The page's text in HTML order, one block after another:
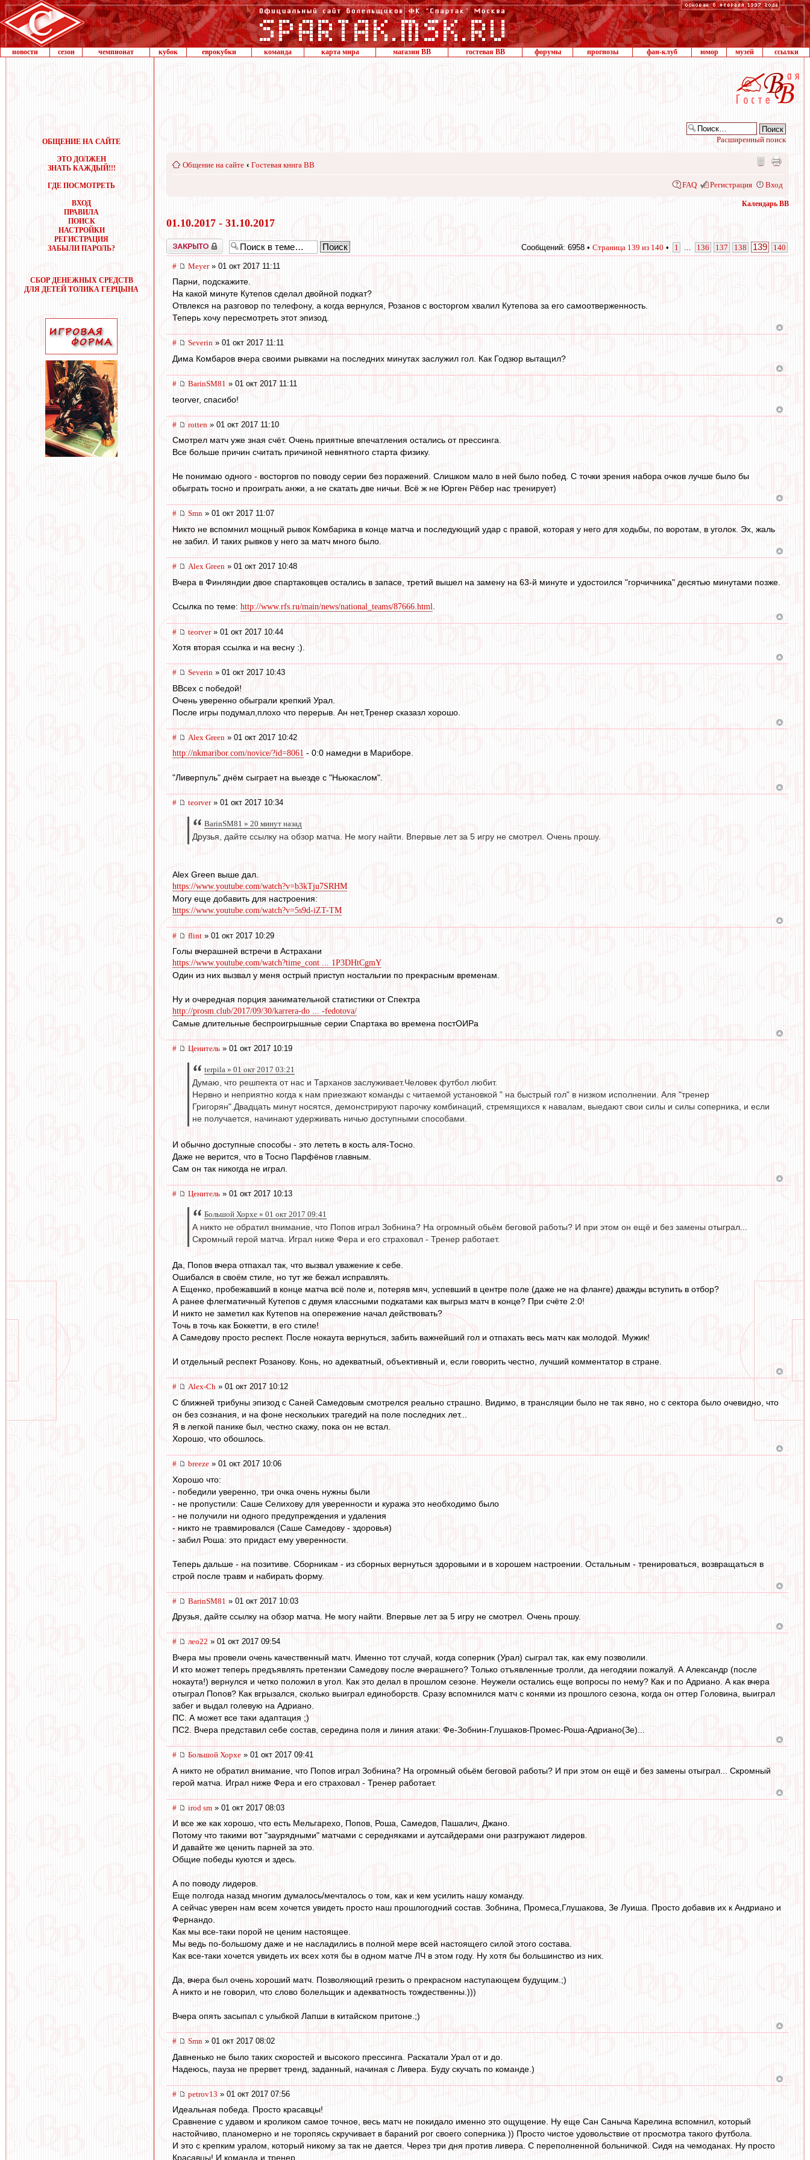
новости сезон чемпионат кубок еврокубки команда карта мира магазин ВВ гостевая ВВ форумы прогнозы фан-клуб юмор музей ссылки
ОБЩЕНИЕ НА САЙТЕ
ЭТО ДОЛЖЕН
ЗНАТЬ КАЖДЫЙ!!!
ГДЕ ПОСМОТРЕТЬ
ВХОД
ПРАВИЛА
ПОИСК
НАСТРОЙКИ
РЕГИСТРАЦИЯ
ЗАБЫЛИ ПАРОЛЬ?
СБОР ДЕНЕЖНЫХ СРЕДСТВ
ДЛЯ ДЕТЕЙ ТОЛИКА ГЕРЦЫНА
Расширенный поиск
Общение на сайте ‹ Гостевая книга ВВ
FAQ Регистрация Вход
Календарь ВВ
01.10.2017 - 31.10.2017
Закрыто Сообщений: 6958 • Страница 139 из 140 • 1 136 137 138 139 140
# Meyer» 01 окт 2017 11:11
Парни, подскажите.
На какой минуте Кутепов сделал двойной подкат?
Отвлекся на разговор по телефону, а когда вернулся, Розанов с восторгом хвалил Кутепова за его самоотверженность.
Теперь хочу пересмотреть этот эпизод.
# Severin » 01 окт 2017 11:11
Дима Комбаров вчера своими рывками на последних минутах заслужил гол. Как Годзюр вытащил?
# BarinSM81 » 01 окт 2017 11:11
teorver, спасибо!
# rotten » 01 окт 2017 11:10
Смотрел матч уже зная счёт. Очень приятные впечатления остались от прессинга.
Все больше причин считать причиной невнятного старта физику.
Не понимаю одного - восторгов по поводу серии без поражений. Слишком мало в ней было побед. С точки зрения набора очков лучше было бы
обыграть тосно и проиграть анжи, а не скатать две ничьи. Всё ж не Юрген Рёбер нас тренирует)
# Smn » 01 окт 2017 11:07
Никто не вспомнил мощный рывок Комбарика в конце матча и последующий удар с правой, которая у него для ходьбы, по воротам, в уголок. Эх, жаль
не забил. И таких рывков у него за матч много было.
# Alex Green » 01 окт 2017 10:48
Вчера в Финляндии двое спартаковцев остались в запасе, третий вышел на замену на 63-й минуте и удостоился "горчичника" десятью минутами позже.
Ссылка по теме: http://www.rfs.ru/main/news/national_teams/87666.html
# teorver» 01 окт 2017 10:44
Хотя вторая ссылка и на весну :).
# Severin » 01 окт 2017 10:43
ВВсех с победой!
Очень уверенно обыграли крепкий Урал.
После игры подумал,плохо что перерыв. Ан нет,Тренер сказазл хорошо.
# Alex Green » 01 окт 2017 10:42
http://nkmaribor.com/novice/?id=8061 - 0:0 намедни в Мариборе.
"Ливерпуль" днём сыграет на выезде с "Ньюкаслом".
# teorver» 01 окт 2017 10:34
BarinSM81 » 20 минут назад
Друзья, дайте ссылку на обзор матча. Не могу найти. Впервые лет за 5 игру не смотрел. Очень прошу.
Alex Green выше дал.
https://www.youtube.com/watch?v=b3kTju7SRHM
Могу еще добавить для настроения:
https://www.youtube.com/watch?v=5s9d-iZT-TM
# flint » 01 окт 2017 10:29
Голы вчерашней встречи в Астрахани
https://www.youtube.com/watch?time_cont ... 1P3DHtCgmY
Один из них вызвал у меня острый приступ ностальгии по прекрасным временам.
Ну и очередная порция занимательной статистики от Спектра
http://prosm.club/2017/09/30/karrera-do ... -fedotova/
Самые длительные беспроигрышные серии Спартака во времена постОИРа
# Ценитель » 01 окт 2017 10:19
terpila » 01 окт 2017 03:21
Думаю, что решпекта от нас и Тарханов заслуживает.Человек футбол любит.
Нервно и неприятно когда к нам приезжают команды с читаемой установкой " на быстрый гол" в низком исполнении. Аля "тренер
Григорян".Двадцать минут носятся, демонстрируют парочку комбинаций, стремящихся к навалам, выедают свои силы и силы соперника, и если
не получается, начинают удерживать ничью доступными способами.
И обычно доступные способы - это лететь в кость аля-Тосно.
Даже не верится, что в Тосно Парфёнов главным.
Сам он так никогда не играл.
# Ценитель » 01 окт 2017 10:13
Большой Хорхе » 01 окт 2017 09:41
А никто не обратил внимание, что Попов играл Зобнина? На огромный обьём беговой работы? И при этом он ещё и без замены отыграл...
Скромный герой матча. Играл ниже Фера и его страховал - Тренер работает.
Да, Попов вчера отпахал так, что вызвал уважение к себе.
Ошибался в своём стиле, но тут же бежал исправлять.
А Ещенко, пробежавший в конце матча всё поле и, потеряв мяч, успевший в центре поле (даже не на фланге) дважды вступить в отбор?
А ранее флегматичный Кутепов с двумя классными подкатами как выгрыз матч в конце? При счёте 2:0!
И никто не заметил как Кутепов на опережение начал действовать?
Точь в точь как Боккетти, в его стиле!
А Самедову просто респект. После нокаута вернуться, забить важнейший гол и отпахать весь матч как молодой. Мужик!
И отдельный респект Розанову. Конь, но адекватный, объективный и, если говорить честно, лучший комментатор в стране.
# Alex-Ch » 01 окт 2017 10:12
С ближней трибуны эпизод с Саней Самедовым смотрелся реально страшно. Видимо, в трансляции было не так явно, но с сектора было очевидно, что
он без сознания, и на фоне нескольких трагедий на поле последних лет...
Я в легкой панике был, честно скажу, пока он не встал.
Хорошо, что обошлось.
# breeze » 01 окт 2017 10:06
Хорошо что:
- победили уверенно, три очка очень нужны были
- не пропустили: Саше Селихову для уверенности и куража это необходимо было
- не получили ни одного предупреждения и удаления
- никто не травмировался (Саше Самедову - здоровья)
- забил Роша: это придаст ему уверенности.
Теперь дальше - на позитиве. Сборникам - из сборных вернуться здоровыми и в хорошем настроении. Остальным - тренироваться, возвращаться в
строй после травм и набирать форму.
# BarinSM81 » 01 окт 2017 10:03
Друзья, дайте ссылку на обзор матча. Не могу найти. Впервые лет за 5 игру не смотрел. Очень прошу.
# лео22 » 01 окт 2017 09:54
Вчера мы провели очень качественный матч. Именно тот случай, когда соперник (Урал) сыграл так, как ему позволили.
И кто может теперь предъявлять претензии Самедову после вчерашнего? Только отъявленные тролли, да негодяии пожалуй. А Александр (после
нокаута!) вернулся и четко положил в угол. Как это делал в прошлом сезоне. Неужели остались еще вопросы по нему? Как и по Адриано. А как вчера
отыграл Попов? Как вгрызался, сколько выиграл единоборств. Сразу вспомнился матч с конями из прошлого сезона, когда он оттер Головина, выиграл
забег и выдал голевую на Адриано.
ПС. А может все таки адаптация ;)
ПС2. Вчера представил себе состав, середина поля и линия атаки: Фе-Зобнин-Глушаков-Промес-Роша-Адриано(Зе)...
# Большой Хорхе » 01 окт 2017 09:41
А никто не обратил внимание, что Попов играл Зобнина? На огромный обьём беговой работы? И при этом он ещё и без замены отыграл... Скромный
герой матча. Играл ниже Фера и его страховал - Тренер работает.
# irod sm » 01 окт 2017 08:03
И все же как хорошо, что есть Мельгарехо, Попов, Роша, Самедов, Пашалич, Джано.
Потому что такими вот "заурядными" матчами с середняками и аутсайдерами они разгружают лидеров.
И давайте же ценить парней за это.
Общие победы куются и здесь.
А по поводу лидеров.
Еще полгода назад многим думалось/мечталось о том, как и кем усилить нашу команду.
А сейчас уверен нам всем хочется увидеть просто наш прошлогодний состав. Зобнина, Промеса,Глушакова, Зе Луиша. Просто добавив их к Андриано и
Фернандо.
Как мы все-таки порой не ценим настоящее.
Мы ведь по-большому даже и не насладились в полной мере всей настоящего силой этого состава.
Как все-таки хочется увидеть их всех хотя бы в одном матче ЛЧ в этом году. Ну хотя бы большинство из них.
Да, вчера был очень хороший матч. Позволяющий грезить о прекрасном наступающем будущим.;)
А никто и не говорил, что слово болельщик и адекватность тождественны.)))
Вчера опять засыпал с улыбкой Лапши в китайском притоне.;)
# Smn » 01 окт 2017 08:02
Давненько не было таких скоростей и высокого прессинга. Раскатали Урал от и до.
Надеюсь, пауза не прервет тренд, заданный, начиная с Ливера. Буду скучать по команде.)
# petrov13 » 01 окт 2017 07:56
Идеальная победа. Просто красавцы!
Сравнение с удавом и кроликом самое точное, весь матч не покидало именно это ощущение. Ну еще Сан Саныча Карелина вспомнил, который
настойчиво, планомерно и не торопясь скручивает в бараний рог своего соперника )) Просто чистое удовольствие от просмотра такого футбола.
И это с крепким уралом, который никому за так не дается. Через три дня против ливера. С переполненной больничкой. Сидя на чемоданах. Ну просто
Красавцы! И команда и тренер.